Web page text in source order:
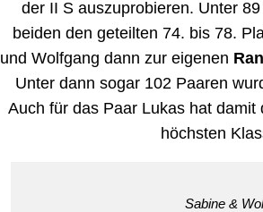
der II S auszuprobieren. Unter
beiden den geteilten 74. bis 78.
und Wolfgang dann zur eigenen
Unter dann sogar 102 Paaren
Auch für das Paar Lukas hat
höchsten
Sabine &